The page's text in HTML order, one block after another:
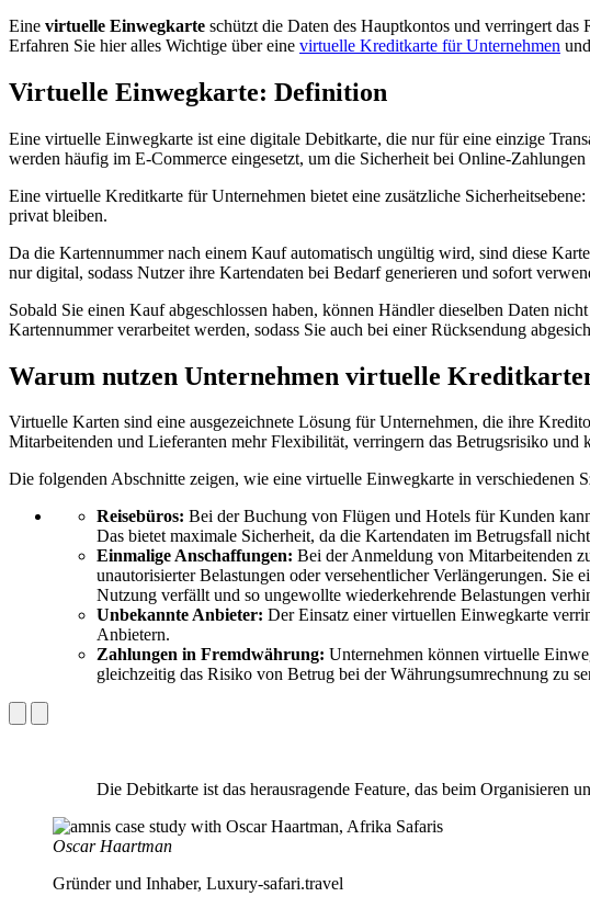
Eine virtuelle Einwegkarte schützt die Daten des Hauptkontos und verringert
Erfahren Sie hier alles Wichtige über eine virtuelle Kreditkarte für Unternehmen
Virtuelle Einwegkarte: Definition
Eine virtuelle Einwegkarte ist eine digitale Debitkarte, die nur für eine einzige
werden häufig im E-Commerce eingesetzt, um die Sicherheit bei Online-Zahlungen
Eine virtuelle Kreditkarte für Unternehmen bietet eine zusätzliche
privat bleiben.
Da die Kartennummer nach einem Kauf automatisch ungültig wird, sind diese
nur digital, sodass Nutzer ihre Kartendaten bei Bedarf generieren und sofort
Sobald Sie einen Kauf abgeschlossen haben, können Händler dieselben Daten
Kartennummer verarbeitet werden, sodass Sie auch bei einer Rücksendung
Warum nutzen Unternehmen virtuelle
Virtuelle Karten sind eine ausgezeichnete Lösung für Unternehmen, die ihre
Mitarbeitenden und Lieferanten mehr Flexibilität, verringern das Betrugsrisiko und
Die folgenden Abschnitte zeigen, wie eine virtuelle Einwegkarte in verschiedenen
Reisebüros: Bei der Buchung von Flügen und Hotels für Kunden
Das bietet maximale Sicherheit, da die Kartendaten im Betrugsfall
Einmalige Anschaffungen: Bei der Anmeldung von Mitarbeitenden
unautorisierter Belastungen oder versehentlicher Verlängerungen. Sie
Nutzung verfällt und so ungewollte wiederkehrende Belastungen
Unbekannte Anbieter: Der Einsatz einer virtuellen Einwegkarte
Anbietern.
Zahlungen in Fremdwährung: Unternehmen können virtuelle
gleichzeitig das Risiko von Betrug bei der Währungsumrechnung zu
Die Debitkarte ist das herausragende Feature, das beim Organisieren
Oscar Haartman
Gründer und Inhaber, Luxury-safari.travel